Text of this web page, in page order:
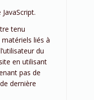
tenu
liés à
du
en utilisant
pas de
dernière